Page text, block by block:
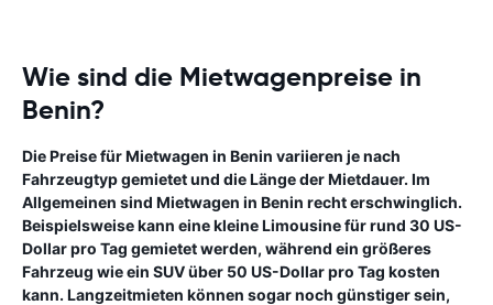
Wie sind die Mietwagenpreise in
Benin?
Die Preise für Mietwagen in Benin variieren je nach
Fahrzeugtyp gemietet und die Länge der Mietdauer. Im
Allgemeinen sind Mietwagen in Benin recht erschwinglich.
Beispielsweise kann eine kleine Limousine für rund 30 US-
Dollar pro Tag gemietet werden, während ein größeres
Fahrzeug wie ein SUV über 50 US-Dollar pro Tag kosten
kann. Langzeitmieten können sogar noch günstiger sein,